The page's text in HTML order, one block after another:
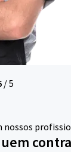
/5
nossos